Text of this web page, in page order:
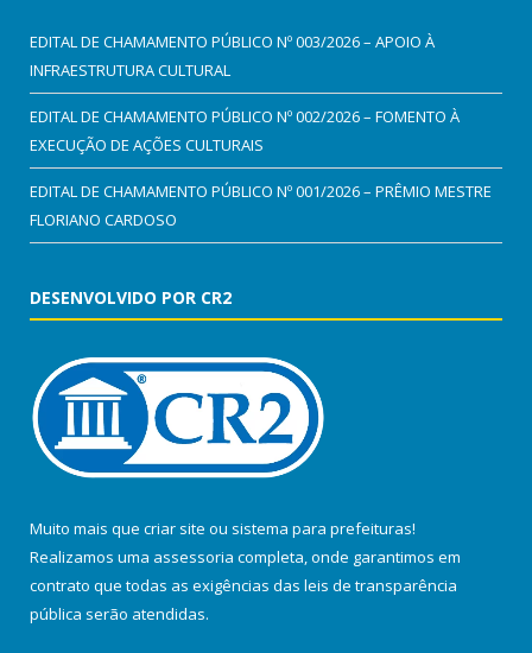
EDITAL DE CHAMAMENTO PÚBLICO Nº 003/2026 – APOIO À
INFRAESTRUTURA CULTURAL
EDITAL DE CHAMAMENTO PÚBLICO Nº 002/2026 – FOMENTO À
EXECUÇÃO DE AÇÕES CULTURAIS
EDITAL DE CHAMAMENTO PÚBLICO Nº 001/2026 – PRÊMIO MESTRE
FLORIANO CARDOSO
DESENVOLVIDO POR CR2
Muito mais que criar site ou sistema para prefeituras!
Realizamos uma assessoria completa, onde garantimos em
contrato que todas as exigências das leis de transparência
pública serão atendidas.